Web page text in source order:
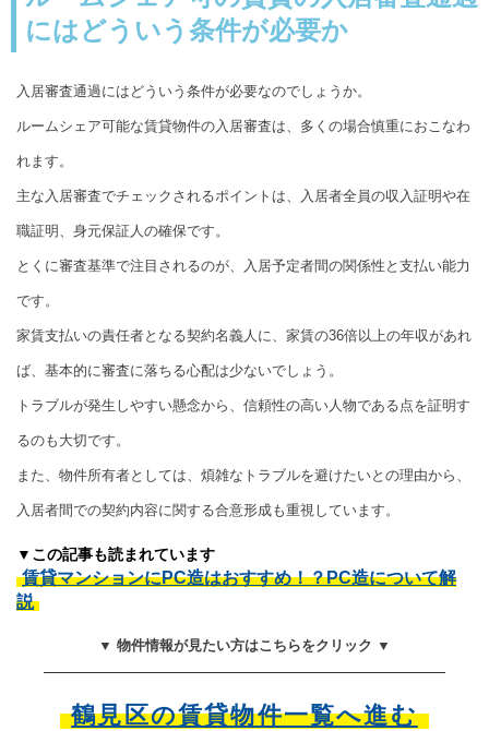
にはどういう条件が必要か
入居審査通過にはどういう条件が必要なのでしょうか。
ルームシェア可能な賃貸物件の入居審査は、多くの場合慎重におこなわ
れます。
主な入居審査でチェックされるポイントは、入居者全員の収入証明や在
職証明、身元保証人の確保です。
とくに審査基準で注目されるのが、入居予定者間の関係性と支払い能力
です。
家賃支払いの責任者となる契約名義人に、家賃の36倍以上の年収があれ
ば、基本的に審査に落ちる心配は少ないでしょう。
トラブルが発生しやすい懸念から、信頼性の高い人物である点を証明す
るのも大切です。
また、物件所有者としては、煩雑なトラブルを避けたいとの理由から、
入居者間での契約内容に関する合意形成も重視しています。
▼この記事も読まれています
賃貸マンションにPC造はおすすめ！？PC造について解
説
▼ 物件情報が見たい方はこちらをクリック ▼
鶴見区の賃貸物件一覧へ進む